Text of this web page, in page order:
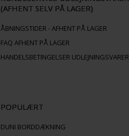
(AFHENT SELV PÅ LAGER)
ÅBNINGSTIDER - AFHENT PÅ LAGER
FAQ AFHENT PÅ LAGER
HANDELSBETINGELSER UDLEJNINGSVARER
POPULÆRT
DUNI BORDDÆKNING